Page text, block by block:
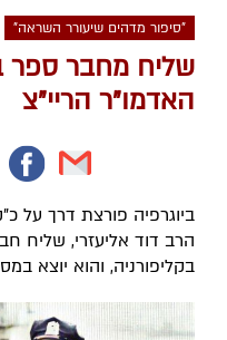
"סיפור מדהים שיעורר השראה"
שליח מחבר ספר
האדמו"ר הריי"צ
ביוגרפיה פורצת דרך על
הרב דוד אליעזרי, שליח
בקליפורניה, והוא יוצא